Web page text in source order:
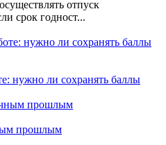
отпуск
срок годност...
нужно ли сохранять баллы
прошлым